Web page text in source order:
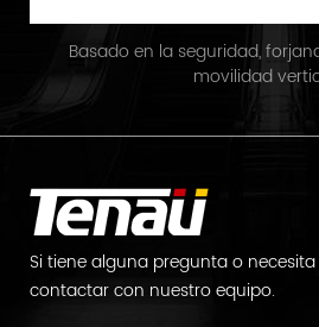
Basado en la seguridad,
movilidad
Si tiene alguna pregunta o
contactar con nuestro equipo.